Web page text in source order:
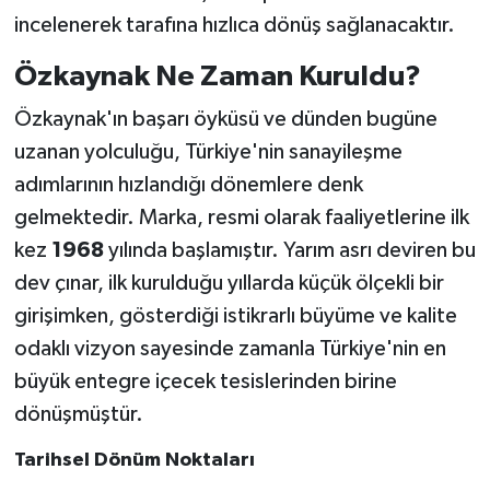
incelenerek tarafına hızlıca dönüş sağlanacaktır.
Özkaynak Ne Zaman Kuruldu?
Özkaynak'ın başarı öyküsü ve dünden bugüne
uzanan yolculuğu, Türkiye'nin sanayileşme
adımlarının hızlandığı dönemlere denk
gelmektedir. Marka, resmi olarak faaliyetlerine ilk
kez 1968yılında başlamıştır. Yarım asrı deviren bu
dev çınar, ilk kurulduğu yıllarda küçük ölçekli bir
girişimken, gösterdiği istikrarlı büyüme ve kalite
odaklı vizyon sayesinde zamanla Türkiye'nin en
büyük entegre içecek tesislerinden birine
dönüşmüştür.
Tarihsel Dönüm Noktaları